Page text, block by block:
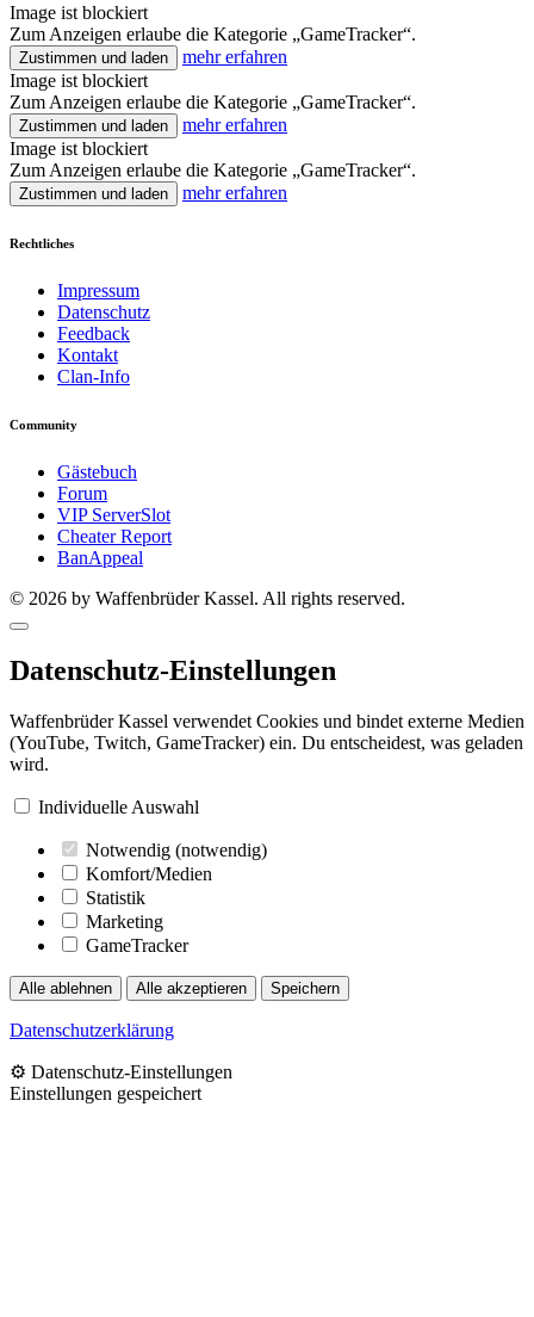
Image ist blockiert
Zum Anzeigen erlaube die Kategorie „GameTracker“.
Zustimmen und laden
mehr erfahren
Image ist blockiert
Zum Anzeigen erlaube die Kategorie „GameTracker“.
Zustimmen und laden
mehr erfahren
Image ist blockiert
Zum Anzeigen erlaube die Kategorie „GameTracker“.
Zustimmen und laden mehr erfahren
Rechtliches
Impressum
Datenschutz
Feedback
Kontakt
Clan-Info
Community
Gästebuch
Forum
VIP ServerSlot
Cheater Report
BanAppeal
© 2026 by Waffenbrüder Kassel. All rights reserved.
Datenschutz-Einstellungen
Waffenbrüder Kassel verwendet Cookies und bindet externe Medien
(YouTube, Twitch, GameTracker) ein. Du entscheidest, was geladen
wird.
Individuelle Auswahl
Notwendig (notwendig)
Komfort/Medien
Statistik
Marketing
GameTracker
Alle ablehnen Alle akzeptieren Speichern
Datenschutzerklärung
⚙️ Datenschutz-Einstellungen
Einstellungen gespeichert